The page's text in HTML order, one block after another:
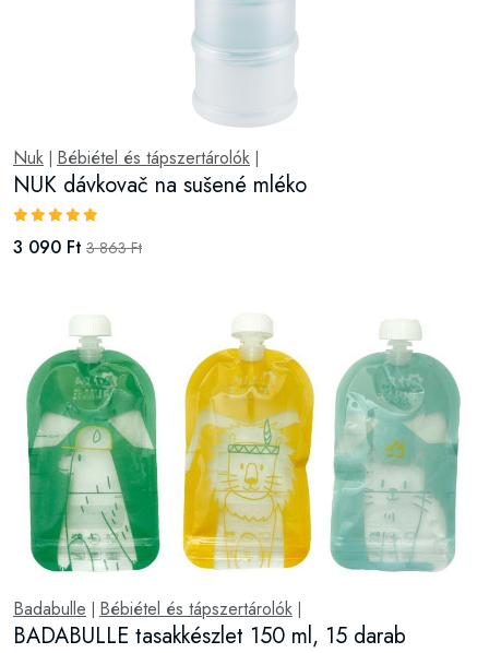
Nuk Bébiétel és tápszertárolók
NUK dávkovač na sušené mléko
3 090 Ft 3 863 Ft
Badabulle Bébiétel és tápszertárolók
BADABULLE tasakkészlet 150 ml, 15 darab